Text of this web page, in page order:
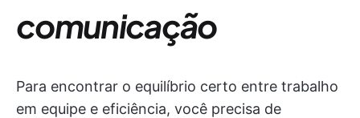
comunicação
Para encontrar o equilíbrio certo entre trabalho
em equipe e eficiência, você precisa de